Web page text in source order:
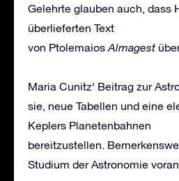
Gelehrte glauben auch, dass
überlieferten Text
von Ptolemaios Almagest
Maria Cunitz‘ Beitrag zur
sie, neue Tabellen und eine
Keplers Planetenbahnen
bereitzustellen.
Studium der Astronomie